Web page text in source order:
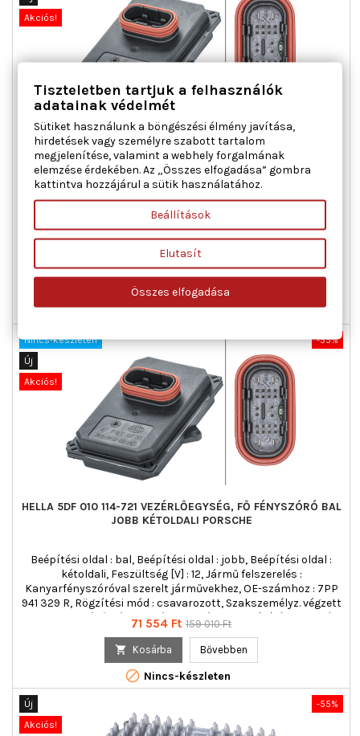
Akciós!
HELLA 5DF 010 114-411 VEZÉRLŐEGYSÉG, FŐ FÉNYSZÓRÓ BAL
JOBB KÉTOLDALI AUDI AUDI (FAW) SKODA SKODA (SVW) VW
kétoldali, Feszültség [V] : 12, Jármű felszerelés :
941 329, Rögzítési mód : csavarozott, Szakszemélyz. végzett
összeszerelés/szétszerelés szükséges! : , Világítás funkció :
Kanyarfényhez, Világításfajta : LED, Világításfajta : Xenon
101 138 FtNormál
ár
224 750 Ft
Kosárba Bővebben
Nincs-készleten
-55%
Nincs-készleten
Új
Akciós!
HELLA 5DF 010 114-721 VEZÉRLŐEGYSÉG, FŐ FÉNYSZÓRÓ BAL
JOBB KÉTOLDALI PORSCHE
Beépítési oldal : bal, Beépítési oldal : jobb, Beépítési oldal :
kétoldali, Feszültség [V] : 12, Jármű felszerelés :
Kanyarfényszóróval szerelt járművekhez, OE-számhoz : 7PP
941 329 R, Rögzítési mód : csavarozott, Szakszemélyz. végzett
összeszerelés/szétszerelés szükséges! : , Világítás funkció :
Kanyarfényhez, Világításfajta : Xenon
Ár
71 554 Ft Normál
159 010 Ft
 Kosárba Bővebben
 Nincs-készleten
-55%
Új
Akciós!
Tiszteletben tartjuk a felhasználók
adatainak védelmét
Sütiket használunk a böngészési élmény javítása,
hirdetések vagy személyre szabott tartalom
megjelenítése, valamint a webhely forgalmának
elemzése érdekében. Az „Összes elfogadása” gombra
kattintva hozzájárul a sütik használatához.
Beállítások
Elutasít
Összes elfogadása